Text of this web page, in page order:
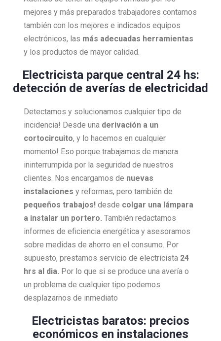
mejores y más preparados trabajadores contamos
también con los mejores e indicados equipos
electrónicos, las más adecuadas herramientas
y los productos de mayor calidad.
Electricista parque central 24 hs:
detección de averías de electricidad
Detectamos y solucionamos cualquier tipo de
incidencia! Desde una derivación a un
cortocircuito, y lo hacemos en cualquier
momento! Eso porque trabajamos de manera
ininterrumpida por la seguridad de nuestros
clientes. Nos encargamos de nuevas
instalaciones y reformas, pero también de
pequeños trabajos! desde colgar una lámpara
a instalar un portero. También redactamos
informes de eficiencia energética y asesoramos
sobre medidas de ahorro en el consumo. Por
supuesto, prestamos servicio de electricista 24
hrs al dia. Por lo que si se produce una avería o
un problema de cualquier tipo podemos
desplazarnos de inmediato
Electricistas baratos: precios
económicos en instalaciones